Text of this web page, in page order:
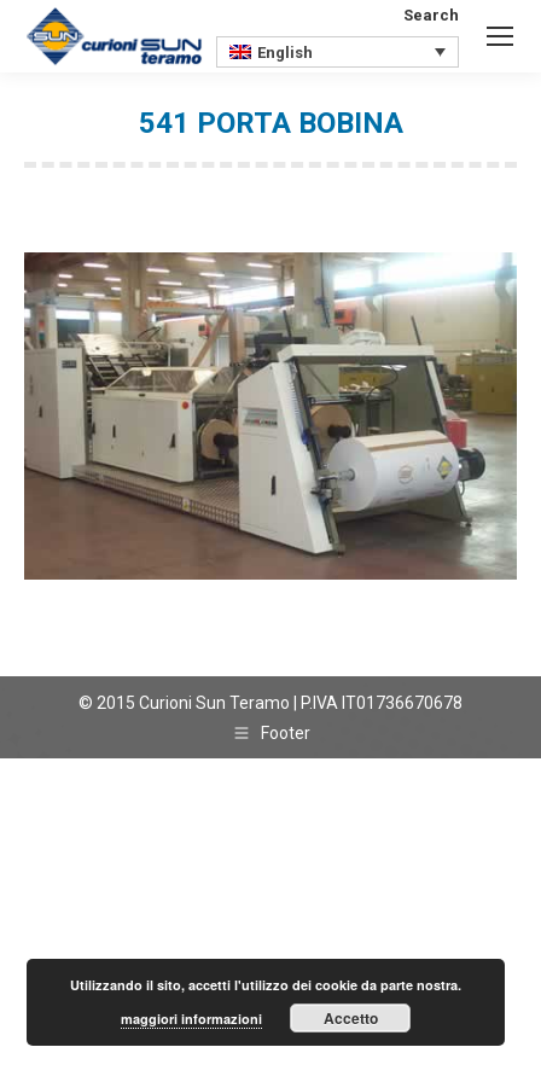
Search:
Search
English
541 PORTA BOBINA
© 2015 Curioni Sun Teramo | P.IVA IT01736670678
Footer
Utilizzando il sito, accetti l'utilizzo dei cookie da parte nostra.
maggiori informazioni
Accetto